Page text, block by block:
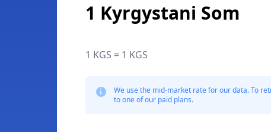
1 Kyrgystani Som
1 KGS = 1 KGS
We use the mid-market rate for our data. To
to one of our paid plans.